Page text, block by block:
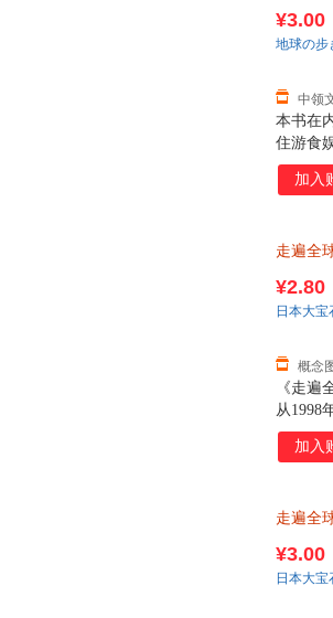
本书在
住游食
复兴以
美，以
¥3.00
中领
地球の步
加入
走遍全
《走遍
从1998
要国家
册也尽
¥2.80
概念
日本大宝
加入
走遍全
¥3.00
日本大宝